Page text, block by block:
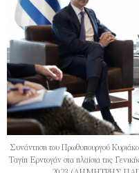
Συνάντηση του Πρωθυπουργού
Ταγίπ Ερντογάν στα πλαίσια της